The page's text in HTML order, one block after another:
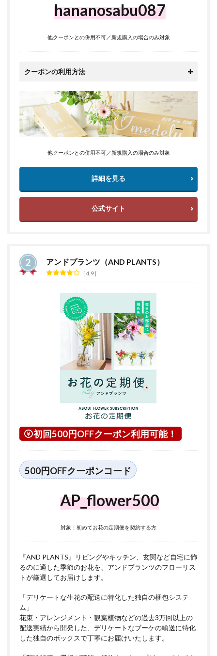
hananosabu087
他クーポンとの併用不可／新規購入の場合のみ対象
クーポンの利用方法
他クーポンとの併用不可／新規購入の場合のみ対象
詳細を見る
公式サイト
アンドプランツ（AND PLANTS）
4.9
初回500円OFFクーポン利用可能！
500円OFFクーポンコード
AP_flower500
対象：初めてお花の定期便を契約する方
『AND PLANTS』リビングやキッチン、玄関など自宅に飾
るのに適した季節のお花を、アンドプランツのフローリス
トが厳選してお届けします。
「デリケートな生花の配送に特化した独自の梱包システ
ム」
花束・アレンジメント・観葉植物などの過去3万回以上の
配送実績から開発した、デリケートなブーケの輸送に特化
した独自のボックスで丁寧にお届けいたします。